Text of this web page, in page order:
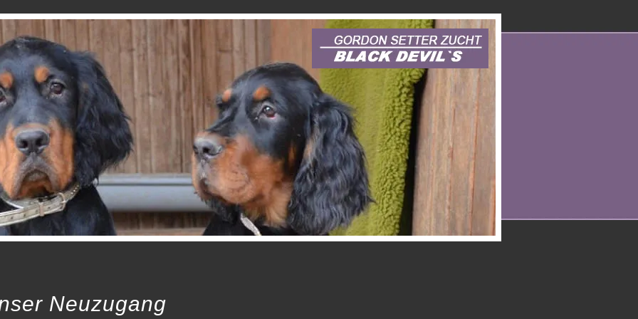
Neuzugang